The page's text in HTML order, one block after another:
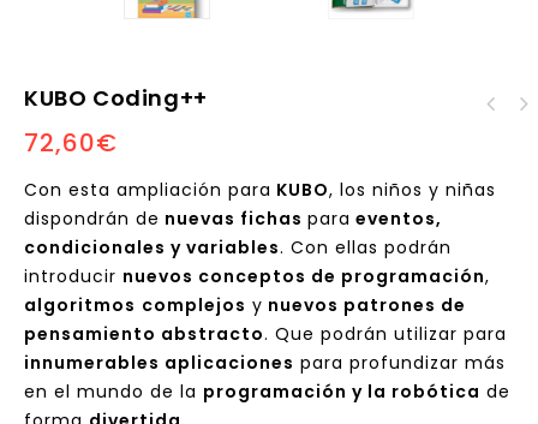
KUBO Coding++
72,60€
Con esta ampliación para KUBO, los niños y niñas
dispondrán de nuevas fichas para eventos,
condicionales y variables. Con ellas podrán
introducir nuevos conceptos de programación,
algoritmos complejos y nuevos patrones de
pensamiento abstracto. Que podrán utilizar para
innumerables aplicaciones para profundizar más
en el mundo de la programación y la robótica de